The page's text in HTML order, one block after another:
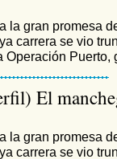
la gran promesa
carrera se vio
Puerto,
El
la gran promesa
carrera se vio